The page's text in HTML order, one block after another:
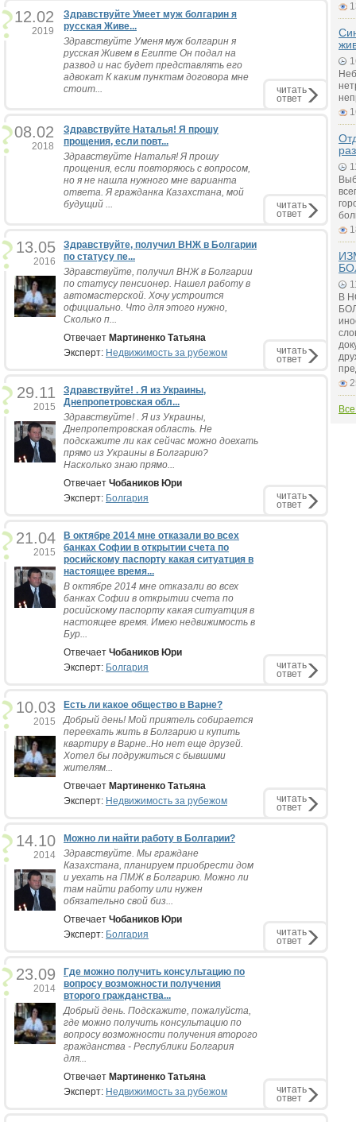
12.02
2019
Здравствуйте Умеет муж болгарин я
русская Живе...
Здравствуйте Уменя муж болгарин я
русская Живем в Египте Он подал на
развод и нас будет представлять его
адвокат К каким пунктам договора мне
стоит...
читать
ответ
08.02
2018
Здравствуйте Наталья! Я прошу
прощения, если повт...
Здравствуйте Наталья! Я прошу
прощения, если повторяюсь с вопросом,
но я не нашла нужного мне варианта
ответа. Я гражданка Казахстана, мой
будущий ...
читать
ответ
13.05
2016
Здравствуйте, получил ВНЖ в Болгарии
по статусу пе...
Здравствуйте, получил ВНЖ в Болгарии
по статусу пенсионер. Нашел работу в
автомастерской. Хочу устроится
официально. Что для этого нужно,
Сколько п...
Отвечает Мартиненко Татьяна
Эксперт: Недвижимость за рубежом читать
ответ
29.11
2015
Здравствуйте! . Я из Украины,
Днепропетровская обл...
Здравствуйте! . Я из Украины,
Днепропетровская область. Не
подскажите ли как сейчас можно доехать
прямо из Украины в Болгарию?
Насколько знаю прямо...
Отвечает Чобаников Юри
Эксперт: Болгария читать
ответ
21.04
2015
В октябре 2014 мне отказали во всех
банках Софии в открытии счета по
росийскому паспорту какая ситуатция в
настоящее время...
В октябре 2014 мне отказали во всех
банках Софии в открытии счета по
росийскому паспорту какая ситуатция в
настоящее время. Имею недвижимость в
Бур...
Отвечает Чобаников Юри
Эксперт: Болгария читать
ответ
10.03
2015
Есть ли какое общество в Варне?
Добрый день! Мой приятель собирается
переехать жить в Болгарию и купить
квартиру в Варне..Но нет еще друзей.
Хотел бы подружиться с бывшими
жителям...
Отвечает Мартиненко Татьяна
Эксперт: Недвижимость за рубежом читать
ответ
14.10
2014
Можно ли найти работу в Болгарии?
Здравствуйте. Мы граждане
Казахстана, планируем приобрести дом
и уехать на ПМЖ в Болгарию. Можно ли
там найти работу или нужен
обязательно свой биз...
Отвечает Чобаников Юри
Эксперт: Болгария читать
ответ
23.09
2014
Где можно получить консультацию по
вопросу возможности получения
второго гражданства...
Добрый день. Подскажите, пожалуйста,
где можно получить консультацию по
вопросу возможности получения второго
гражданства - Республики Болгария
для...
Отвечает Мартиненко Татьяна
Эксперт: Недвижимость за рубежом читать
ответ
В